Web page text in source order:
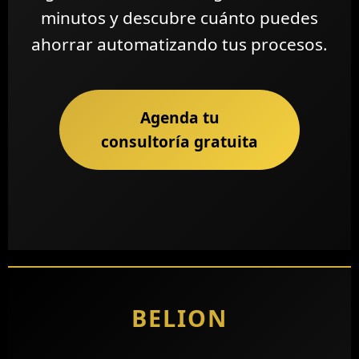
minutos y descubre cuánto puedes
ahorrar automatizando tus procesos.
Agenda tu
consultoría gratuita
BELION